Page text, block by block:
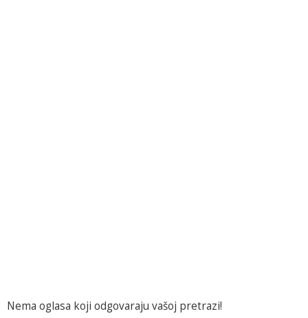
Nema oglasa koji odgovaraju vašoj pretrazi!